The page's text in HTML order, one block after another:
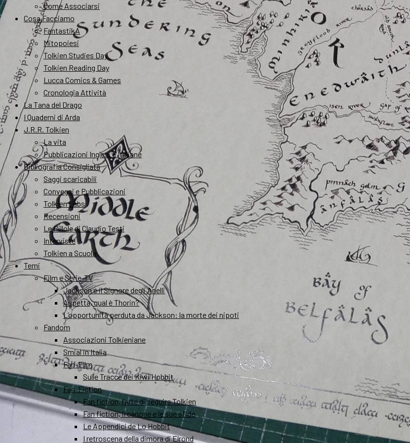
Come Associarsi
Cosa Facciamo
FantastikA
Mitopoiesi
Tolkien Studies Day
Tolkien Reading Day
Lucca Comics & Games
Cronologia Attività
La Tana del Drago
I Quaderni di Arda
J.R.R. Tolkien
La vita
Pubblicazioni Inglesi e Italiane
Bibliografia Consigliata
Saggi scaricabili
Convegni e Pubblicazioni
Tolkien Labs
Recensioni
Le Pillole di Claudio Testi
Interviste
Tolkien a Scuola
Temi
Film e Serie-TV
Jackson e il Signore degli Anelli
Aspetta, qual è Thorin?
L’opportunità perduta da Jackson: la morte dei nipoti
Fandom
Associazioni Tolkieniane
Smial in Italia
Fan-Film
Sulle Tracce dei Kiwi Hobbit
Fan-Fiction
Fan fiction, l’arte di seguire Tolkien
Fan fiction, il canone e le sue sfide
Le Appendici de Lo Hobbit
I retroscena della dimora di Elrond